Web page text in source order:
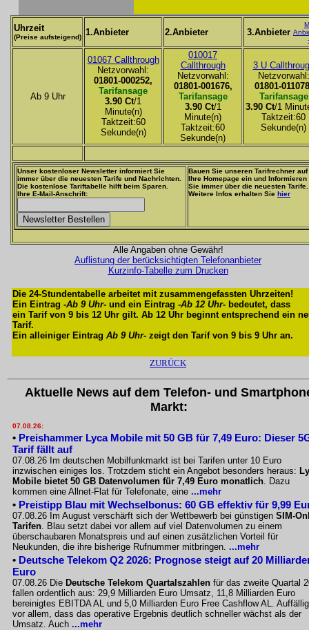
Uhrzeit
(Preise aufsteigend) 1.Anbieter 2.Anbieter 3.Anbieter
Ab 9 Uhr
01067 Callthrough
Netzvorwahl:
01801-000252,
Tarifansage
3.90 Ct/1
Minute(n)
Taktzeit:60
Sekunde(n)
010017
Callthrough
Netzvorwahl:
01801-001676,
Tarifansage
3.90 Ct/1
Minute(n)
Taktzeit:60
Sekunde(n)
3 U
Netzvorwahl:
01801-
Tarifansage
3.90 Ct/1
Taktzeit:60
Sekunde(n)
Unser kostenloser Newsletter informiert Sie
immer über die neuesten Tarife und Nachrichten.
Die kostenlose Tariftabelle hilft beim Sparen.
Ihre E-Mail-Anschrift:
Bauen Sie unseren Tarifrechner auf
Ihre Homepage ein und Informieren
Sie immer über die neuesten Tarife.
Weitere Infos erhalten Sie hier
Alle Angaben ohne Gewähr!
Auflistung der berücksichtigten Telefonanbieter
Kurzinfo-Tabelle zum Drucken
Die 24-Stundentabelle arbeitet mit zusammengefassten Uhrzeiten!
Ein Eintrag -Ab 9 Uhr- und ein Eintrag -Ab 12 Uhr- bedeutet, dass
ein Tarif von 9 bis 12 Uhr gilt. Ab 12 Uhr beginnt entsprechend ein
Tarif.
Ein alleiniger Eintrag Ab 9 Uhr- zeigt den Tarif von 9 bis 9 Uhr an.
ZURÜCK
Aktuelle News auf dem Telefon- und
Markt:
07.08.26:
• Preishammer Lyca Mobile mit 50 GB für 7,49 Euro: Dieser
Tarif fällt auf
07.08.26 Im deutschen Mobilfunkmarkt ist bei Tarifen unter 10 Euro
inzwischen einiges los. Trotzdem sticht ein Angebot besonders heraus:
Mobile bietet 50 GB Datenvolumen für 7,49 Euro monatlich. Dazu
kommen eine Allnet-Flat für Telefonate, eine ...mehr
• Preistipp Blau mit Wechselbonus: 60 GB effektiv für 9,99
07.08.26 Im August verschärft sich der Wettbewerb bei günstigen SIM-
Tarifen. Blau setzt dabei vor allem auf viel Datenvolumen zu einem
überschaubaren Monatspreis und auf einen zusätzlichen Vorteil für
Neukunden, die ihre bisherige Rufnummer mitbringen. ...mehr
• Deutsche Telekom Q2 2026: Prognose steigt auf 20
Euro
07.08.26 Die Deutsche Telekom Quartalszahlen für das zweite Quartal
fallen ordentlich aus: 29,9 Milliarden Euro Umsatz, 11,8 Milliarden Euro
bereinigtes EBITDA AL und 5,0 Milliarden Euro Free Cashflow AL.
vor allem, dass das operative Ergebnis deutlich schneller wächst als der
Umsatz. Auch ...mehr